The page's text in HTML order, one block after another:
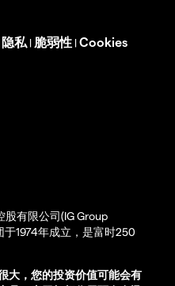
隐私 | 脆弱性 | Cookies
股有限公司(IG Group
于1974年成立，是富时250
大，您的投资价值可能会有